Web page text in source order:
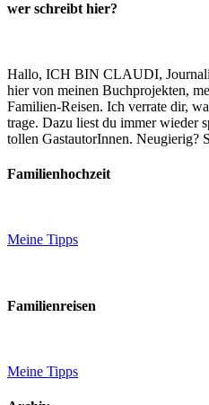
wer schreibt hier?
Hallo, ICH BIN CLAUDI,
hier von meinen Buchprojekten,
Familien-Reisen. Ich verrate dir,
trage. Dazu liest du immer wieder
tollen GastautorInnen. Neugierig?
Familienhochzeit
Meine Tipps
Familienreisen
Meine Tipps